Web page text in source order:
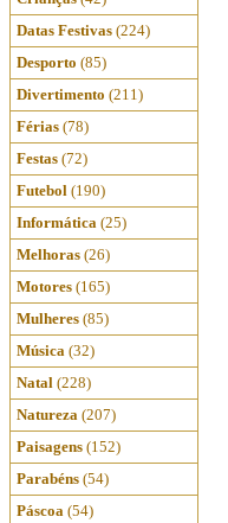
Datas Festivas (224)
Desporto (85)
Divertimento (211)
Férias (78)
Festas (72)
Futebol (190)
Informática (25)
Melhoras (26)
Motores (165)
Mulheres (85)
Música (32)
Natal (228)
Natureza (207)
Paisagens (152)
Parabéns (54)
Páscoa (54)